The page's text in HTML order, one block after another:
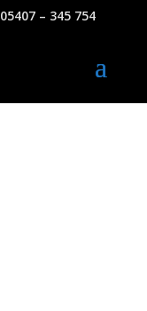
05407 – 345 754